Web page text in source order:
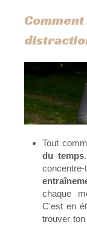
Tout
du temps
chaque
C'est en
trouver